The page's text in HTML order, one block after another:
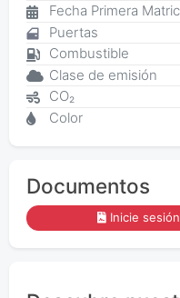
Fecha Primera
Puertas
Combustible
Clase de emisión
CO₂
Color
Documentos
Inicie